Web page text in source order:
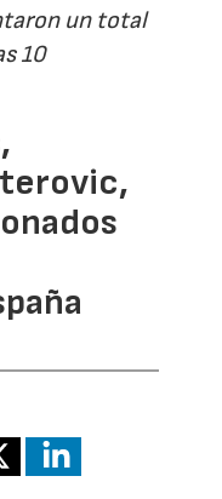
un total
10